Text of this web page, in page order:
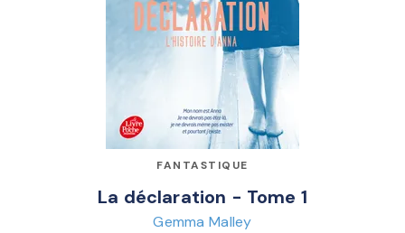
FANTASTIQUE
La déclaration - Tome 1
Gemma Malley